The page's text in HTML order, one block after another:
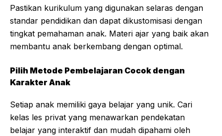
Pastikan kurikulum yang digunakan selaras dengan
standar pendidikan dan dapat dikustomisasi dengan
tingkat pemahaman anak. Materi ajar yang baik akan
membantu anak berkembang dengan optimal.
Pilih Metode Pembelajaran Cocok dengan
Karakter Anak
Setiap anak memiliki gaya belajar yang unik. Cari
kelas les privat yang menawarkan pendekatan
belajar yang interaktif dan mudah dipahami oleh